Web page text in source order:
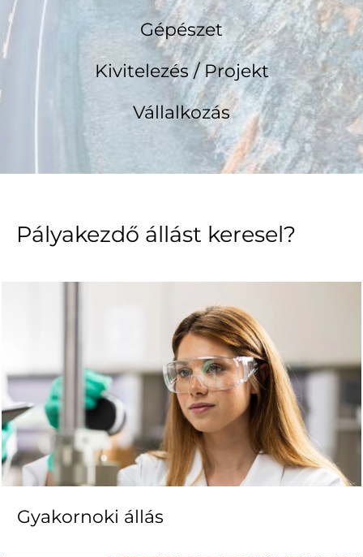
Gépészet
Kivitelezés / Projekt
Vállalkozás
Pályakezdő állást keresel?
Gyakornoki állás